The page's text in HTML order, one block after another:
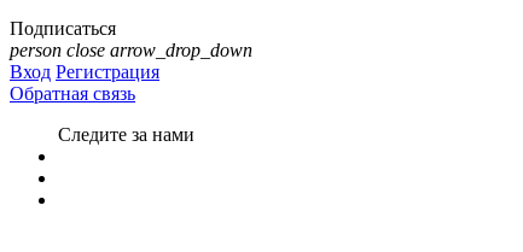
Подписаться
person close arrow_drop_down
Вход Регистрация
Обратная связь
Следите за нами